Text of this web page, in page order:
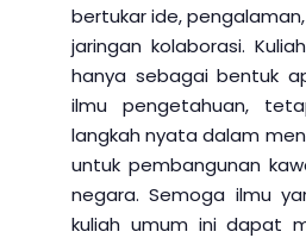
bertukar ide,
jaringan kolaborasi.
hanya sebagai bentuk
ilmu pengetahuan,
langkah nyata dalam
untuk pembangunan
negara. Semoga ilmu
kuliah umum ini dapat